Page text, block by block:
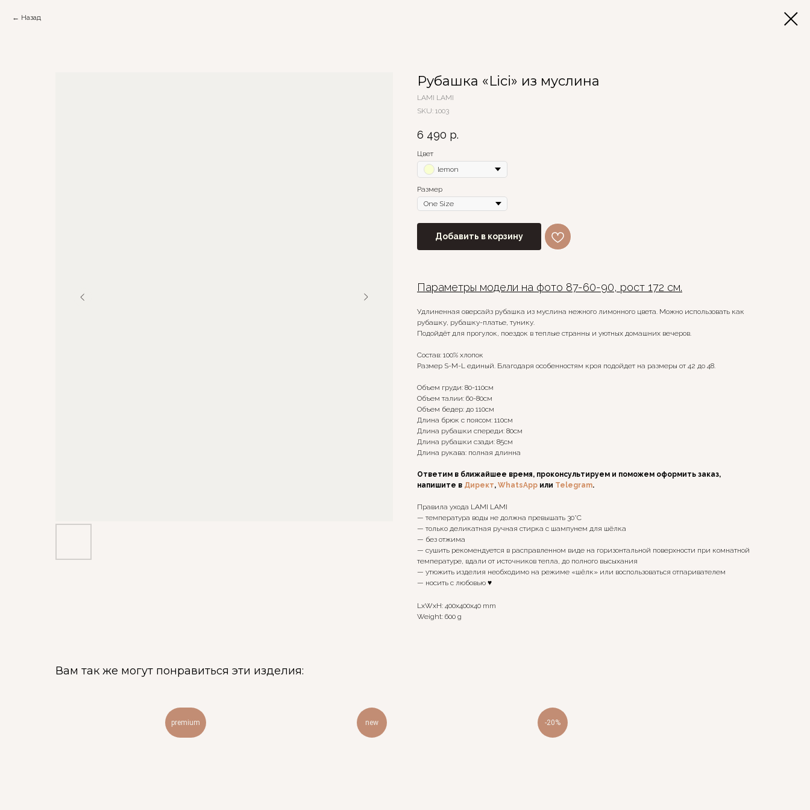
Назад
Рубашка «Lici» из муслина
LAMI LAMI
SKU: 1003
6 490 р.
Цвет
lemon
Размер
Добавить в корзину
Параметры модели на фото 87-60-90, рост 172 см.
Удлиненная оверсайз рубашка из муслина нежного лимонного цвета. Можно использовать как
рубашку, рубашку-платье, тунику.
Подойдёт для прогулок, поездок в теплые странны и уютных домашних вечеров.
Состав: 100% хлопок
Размер S-M-L единый. Благодаря особенностям кроя подойдет на размеры от 42 до 48.
Объем груди: 80-110см
Объем талии: 60-80см
Объем бедер: до 110см
Длина брюк с поясом: 110см
Длина рубашки спереди: 80см
Длина рубашки сзади: 85см
Длина рукава: полная длинна
Ответим в ближайшее время, проконсультируем и поможем оформить заказ,
напишите в Директ, WhatsApp или Telegram.
Правила ухода LAMI LAMI
— температура воды не должна превышать 30°C
— только деликатная ручная стирка с шампунем для шёлка
— без отжима
— сушить рекомендуется в расправленном виде на горизонтальной поверхности при комнатной
температуре, вдали от источников тепла, до полного высыхания
— утюжить изделия необходимо на режиме «шёлк» или воспользоваться отпаривателем
— носить с любовью ♥️
LxWxH: 400x400x40 mm
Weight: 600 g
Вам так же могут понравиться эти изделия:
premium new -20%